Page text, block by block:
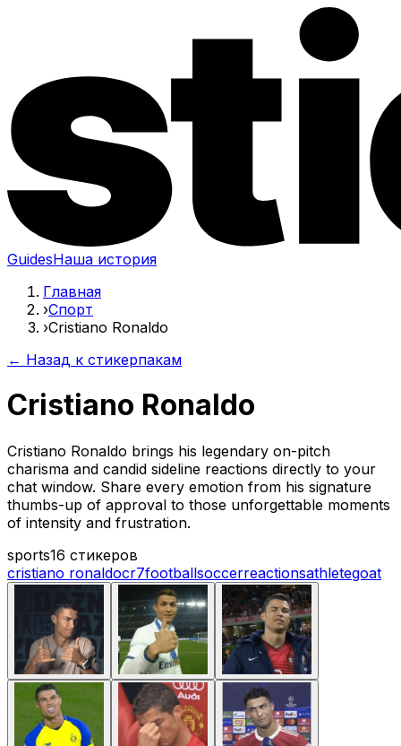
GuidesНаша история
Главная
›Спорт
›Cristiano Ronaldo
← Назад к стикерпакам
Cristiano Ronaldo
Cristiano Ronaldo brings his legendary on-pitch
charisma and candid sideline reactions directly to your
chat window. Share every emotion from his signature
thumbs-up of approval to those unforgettable moments
of intensity and frustration.
sports16 стикеров
cristiano ronaldocr7footballsoccerreactionsathletegoat